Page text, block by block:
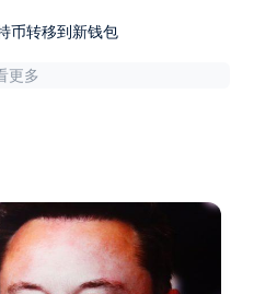
币转移到新钱包
更多